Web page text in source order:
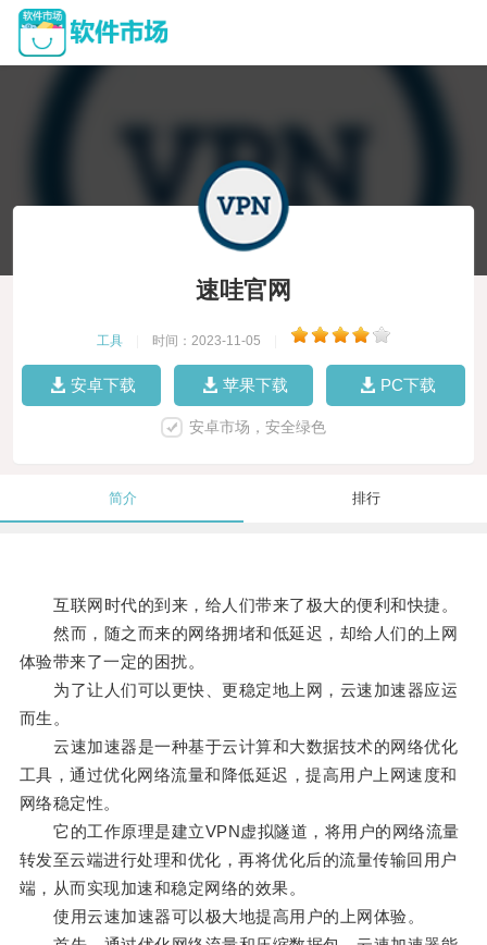
速哇官网
工具 时间：2023-11-05
安卓下载 苹果下载 PC下载
安卓市场，安全绿色
简介 排行
互联网时代的到来，给人们带来了极大的便利和快捷。
然而，随之而来的网络拥堵和低延迟，却给人们的上网
体验带来了一定的困扰。
为了让人们可以更快、更稳定地上网，云速加速器应运
而生。
云速加速器是一种基于云计算和大数据技术的网络优化
工具，通过优化网络流量和降低延迟，提高用户上网速度和
网络稳定性。
它的工作原理是建立VPN虚拟隧道，将用户的网络流量
转发至云端进行处理和优化，再将优化后的流量传输回用户
端，从而实现加速和稳定网络的效果。
使用云速加速器可以极大地提高用户的上网体验。